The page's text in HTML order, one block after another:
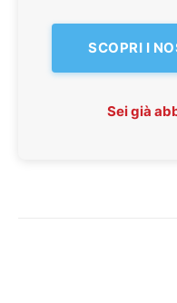
SCOPRI I
Sei già